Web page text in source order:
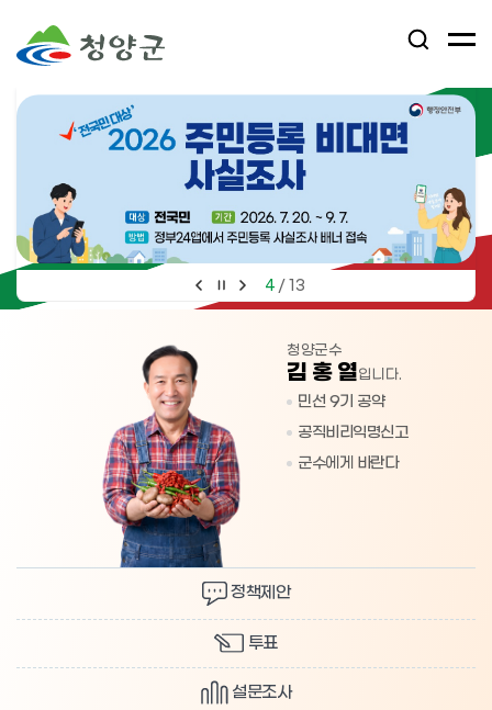
검
열
림
메
4 / 13
청양군수
김 홍 열입니다.
민선 9기 공약
공직비리익명신고
군수에게 바란다
정책제안
투표
설문조사